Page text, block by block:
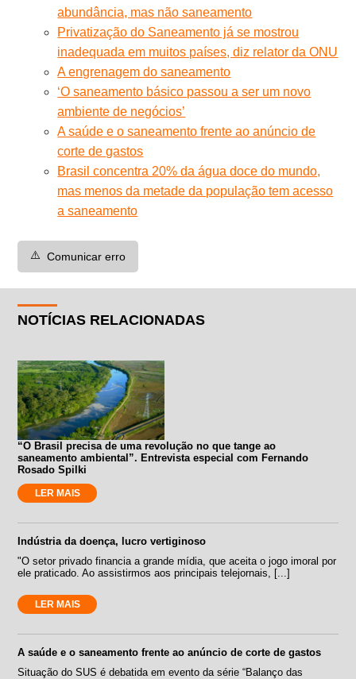
abundância, mas não saneamento
Privatização do Saneamento já se mostrou
inadequada em muitos países, diz relator da ONU
A engrenagem do saneamento
‘O saneamento básico passou a ser um novo
ambiente de negócios’
A saúde e o saneamento frente ao anúncio de
corte de gastos
Brasil concentra 20% da água doce do mundo,
mas menos da metade da população tem acesso
a saneamento
⚠️ Comunicar erro
NOTÍCIAS RELACIONADAS
“O Brasil precisa de uma revolução no que tange ao
saneamento ambiental”. Entrevista especial com Fernando
Rosado Spilki
LER MAIS
Indústria da doença, lucro vertiginoso
"O setor privado financia a grande mídia, que aceita o jogo imoral por
ele praticado. Ao assistirmos aos principais telejornais, [...]
LER MAIS
A saúde e o saneamento frente ao anúncio de corte de gastos
Situação do SUS é debatida em evento da série “Balanço das